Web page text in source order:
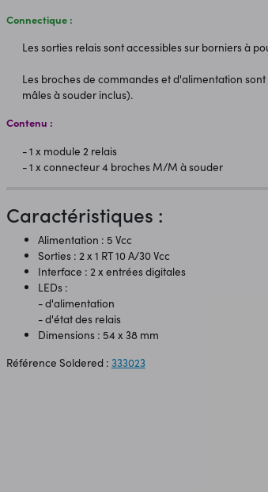
Connectique :
Les sorties relais sont accessibles sur borniers à
Les broches de commandes et d'alimentation
mâles à souder inclus).
Contenu :
- 1 x module 2 relais
- 1 x connecteur 4 broches M/M à souder
Caractéristiques :
Alimentation : 5 Vcc
Sorties : 2 x 1 RT 10 A/30 Vcc
Interface : 2 x entrées digitales
LEDs :
- d'alimentation
- d'état des relais
Dimensions : 54 x 38 mm
Référence Soldered : 333023